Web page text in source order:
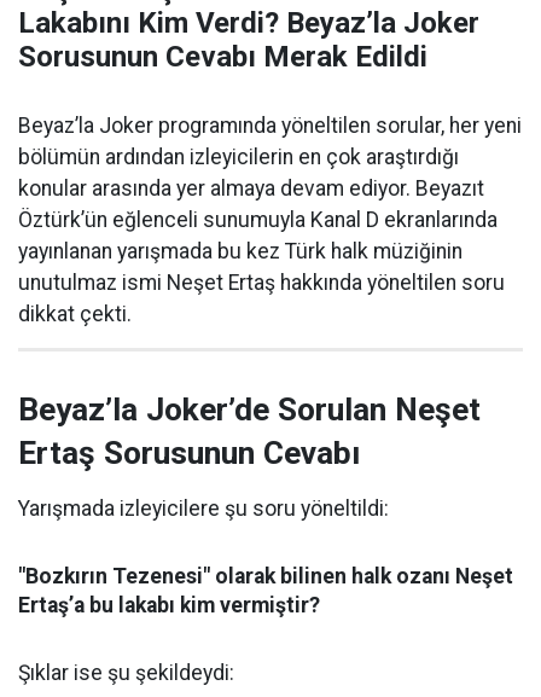
Lakabını Kim Verdi? Beyaz’la Joker
Sorusunun Cevabı Merak Edildi
Beyaz’la Joker programında yöneltilen sorular, her yeni
bölümün ardından izleyicilerin en çok araştırdığı
konular arasında yer almaya devam ediyor. Beyazıt
Öztürk’ün eğlenceli sunumuyla Kanal D ekranlarında
yayınlanan yarışmada bu kez Türk halk müziğinin
unutulmaz ismi Neşet Ertaş hakkında yöneltilen soru
dikkat çekti.
Beyaz’la Joker’de Sorulan Neşet
Ertaş Sorusunun Cevabı
Yarışmada izleyicilere şu soru yöneltildi:
"Bozkırın Tezenesi" olarak bilinen halk ozanı Neşet
Ertaş’a bu lakabı kim vermiştir?
Şıklar ise şu şekildeydi: